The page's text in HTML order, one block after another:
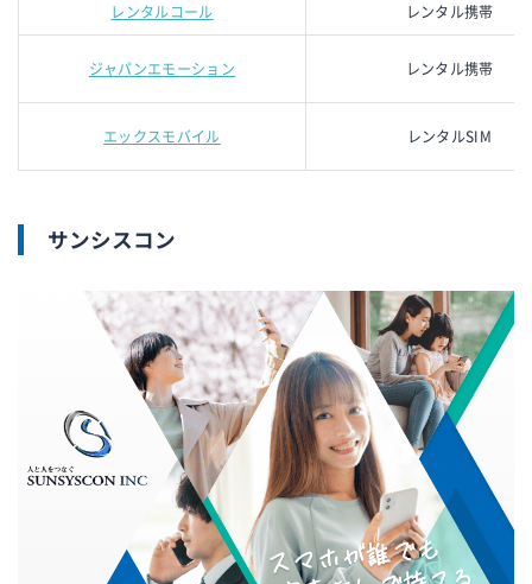
レンタルコール レンタル携帯
ジャパンエモーション レンタル携帯
エックスモバイル レンタルSIM
サンシスコン